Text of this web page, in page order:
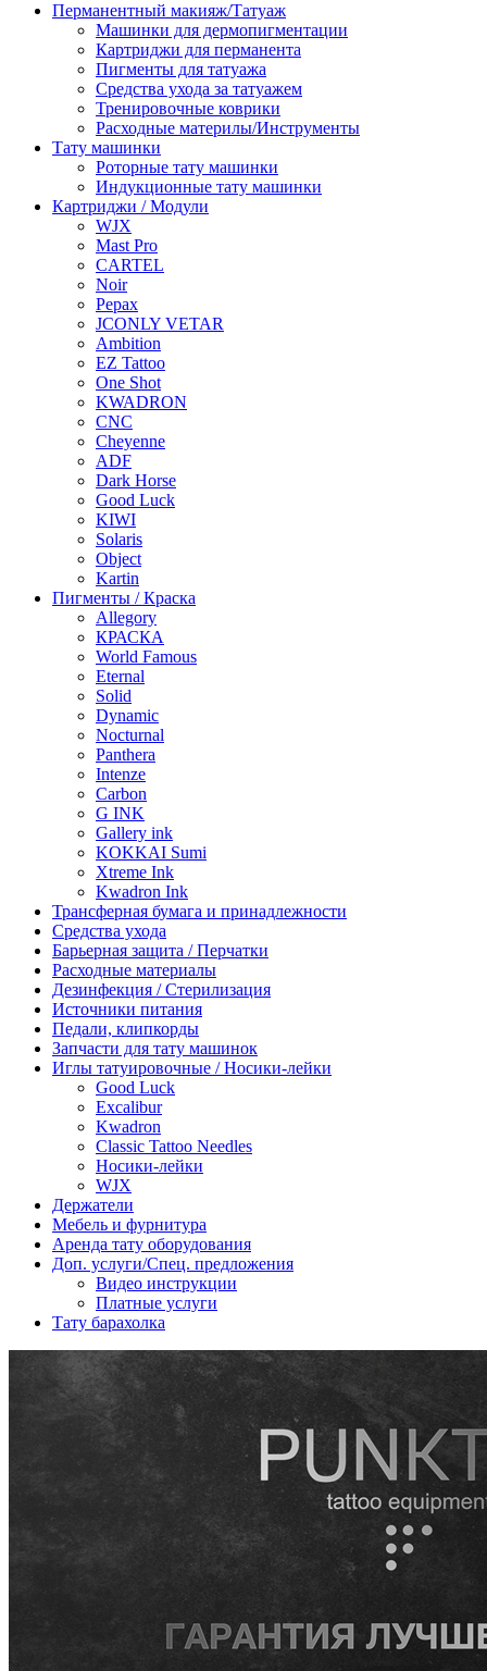
Перманентный макияж/Татуаж
Машинки для дермопигментации
Картриджи для перманента
Пигменты для татуажа
Средства ухода за татуажем
Тренировочные коврики
Расходные материлы/Инструменты
Тату машинки
Роторные тату машинки
Индукционные тату машинки
Картриджи / Модули
WJX
Mast Pro
CARTEL
Noir
Pepax
JCONLY VETAR
Ambition
EZ Tattoo
One Shot
KWADRON
CNC
Cheyenne
ADF
Dark Horse
Good Luck
KIWI
Solaris
Object
Kartin
Пигменты / Краска
Allegory
КРАСКА
World Famous
Eternal
Solid
Dynamic
Nocturnal
Panthera
Intenze
Carbon
G INK
Gallery ink
KOKKAI Sumi
Xtreme Ink
Kwadron Ink
Трансферная бумага и принадлежности
Средства ухода
Барьерная защита / Перчатки
Расходные материалы
Дезинфекция / Стерилизация
Источники питания
Педали, клипкорды
Запчасти для тату машинок
Иглы татуировочные / Носики-лейки
Good Luck
Excalibur
Kwadron
Classic Tattoo Needles
Носики-лейки
WJX
Держатели
Мебель и фурнитура
Аренда тату оборудования
Доп. услуги/Спец. предложения
Видео инструкции
Платные услуги
Тату барахолка